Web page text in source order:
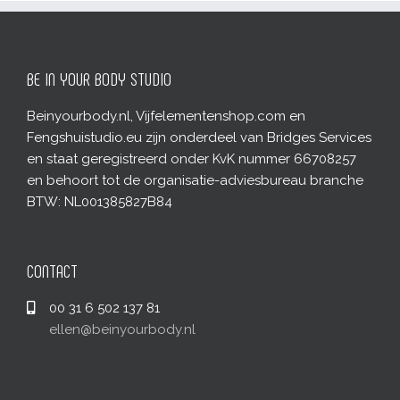
BE IN YOUR BODY STUDIO
Beinyourbody.nl, Vijfelementenshop.com en
Fengshuistudio.eu zijn onderdeel van Bridges Services
en staat geregistreerd onder KvK nummer 66708257
en behoort tot de organisatie-adviesbureau branche
BTW: NL001385827B84
CONTACT
00 31 6 502 137 81
ellen@beinyourbody.nl